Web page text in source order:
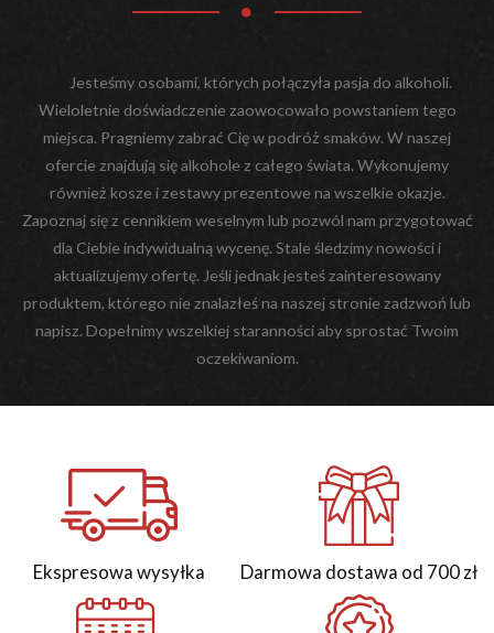
Jesteśmy osobami, których połączyła pasja do alkoholi.
Wieloletnie doświadczenie zaowocowało powstaniem tego
miejsca. Pragniemy zabrać Cię w podróż smaków. W naszej
ofercie znajdują się alkohole z całego świata. Wykonujemy
również kosze i zestawy prezentowe na wszelkie okazje.
Zapoznaj się z cennikiem weselnym lub pozwól nam przygotować
dla Ciebie indywidualną wycenę. Stale śledzimy nowości i
aktualizujemy ofertę. Jeśli jednak jesteś zainteresowany
produktem, którego nie znalazłeś na naszej stronie zadzwoń lub
napisz. Dopełnimy wszelkiej staranności aby sprostać Twoim
oczekiwaniom.
Ekspresowa wysyłka Darmowa dostawa od 700 zł